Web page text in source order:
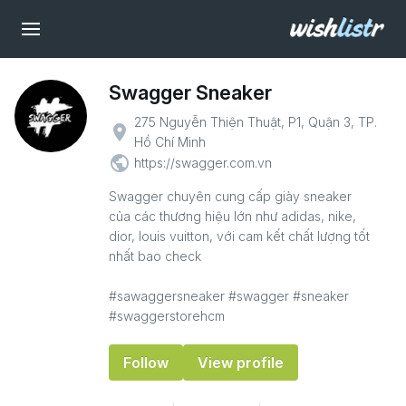
Swagger Sneaker
place 275 Nguyễn Thiện Thuật, P1, Quận 3, TP.
Hồ Chí Minh
public https://swagger.com.vn
Swagger chuyên cung cấp giày sneaker
của các thương hiệu lớn như adidas, nike,
dior, louis vuitton, với cam kết chất lượng tốt
nhất bao check
#sawaggersneaker #swagger #sneaker
#swaggerstorehcm
Follow View profile